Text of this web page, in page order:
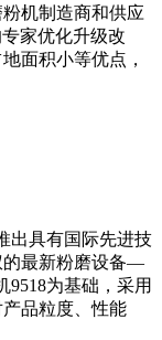
机制造商和供应
家优化升级改
面积小等优点，
出具有国际先进技
的最新粉磨设备—
为基础，采用
品粒度、性能